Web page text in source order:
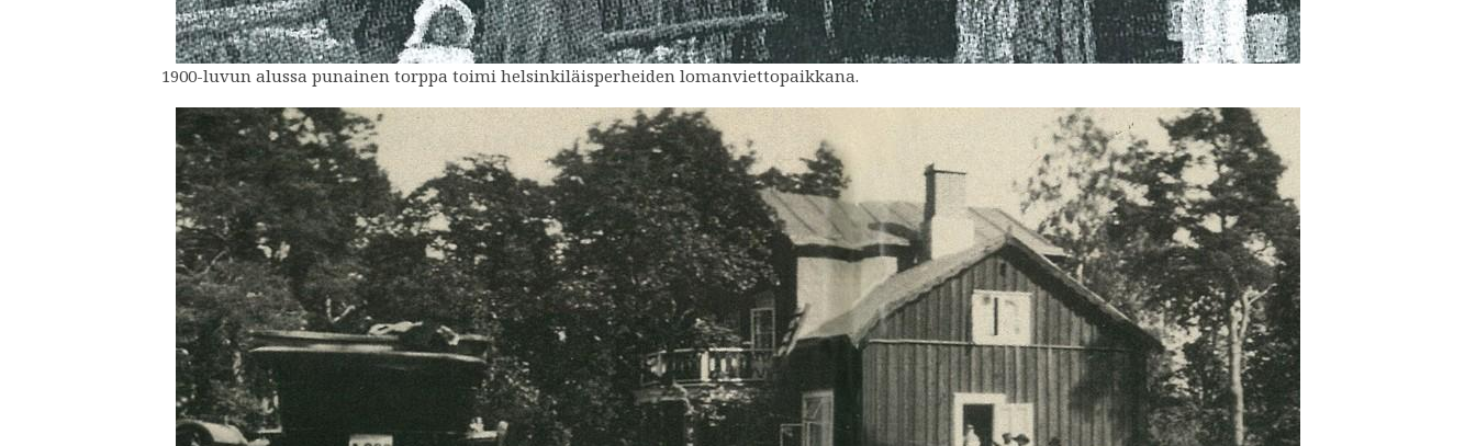
1900-luvun alussa punainen torppa toimi helsinkiläisperheiden lomanviettopaikkana.